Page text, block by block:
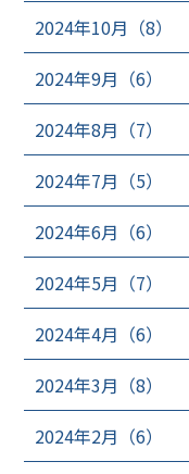
2024年10月（8）
2024年9月（6）
2024年8月（7）
2024年7月（5）
2024年6月（6）
2024年5月（7）
2024年4月（6）
2024年3月（8）
2024年2月（6）